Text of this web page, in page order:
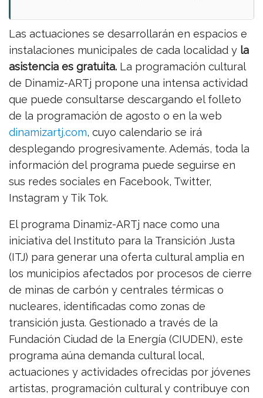
Las actuaciones se desarrollarán en espacios e
instalaciones municipales de cada localidad y la
asistencia es gratuita. La programación cultural
de Dinamiz-ARTj propone una intensa actividad
que puede consultarse descargando el folleto
de la programación de agosto o en la web
dinamizartj.com, cuyo calendario se irá
desplegando progresivamente. Además, toda la
información del programa puede seguirse en
sus redes sociales en Facebook, Twitter,
Instagram y Tik Tok.
El programa Dinamiz-ARTj nace como una
iniciativa del Instituto para la Transición Justa
(ITJ) para generar una oferta cultural amplia en
los municipios afectados por procesos de cierre
de minas de carbón y centrales térmicas o
nucleares, identificadas como zonas de
transición justa. Gestionado a través de la
Fundación Ciudad de la Energía (CIUDEN), este
programa aúna demanda cultural local,
actuaciones y actividades ofrecidas por jóvenes
artistas, programación cultural y contribuye con